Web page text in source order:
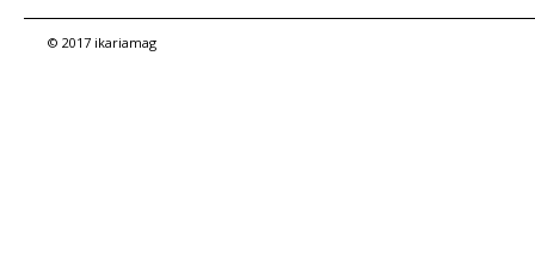
© 2017 ikariamag